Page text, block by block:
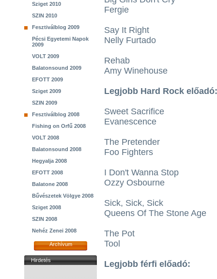
Sziget 2010
SZIN 2010
Fesztiválblog 2009
Pécsi Egyetemi Napok
2009
VOLT 2009
Balatonsound 2009
EFOTT 2009
Sziget 2009
SZIN 2009
Fesztiválblog 2008
Fishing on Orfű 2008
VOLT 2008
Balatonsound 2008
Hegyalja 2008
EFOTT 2008
Balatone 2008
Bűvészetek Völgye 2008
Sziget 2008
SZIN 2008
Nehéz Zenei 2008
Archívum
Hirdetés
Fergie
Say It Right
Nelly Furtado
Rehab
Amy Winehouse
Legjobb Hard Rock előadó:
Sweet Sacrifice
Evanescence
The Pretender
Foo Fighters
I Don't Wanna Stop
Ozzy Osbourne
Sick, Sick, Sick
Queens Of The Stone Age
The Pot
Tool
Legjobb férfi előadó: